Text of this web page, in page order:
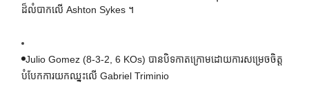
ដ៏លំបាកលើ Ashton Sykes ។
Julio Gomez (8-3-2, 6 KOs) បាន​បិទ​កាត​ក្រោម​ដោយ​ការ​សម្រេច​ចិត្ត​
បំបែក​ការ​យក​ឈ្នះ​លើ Gabriel Triminio